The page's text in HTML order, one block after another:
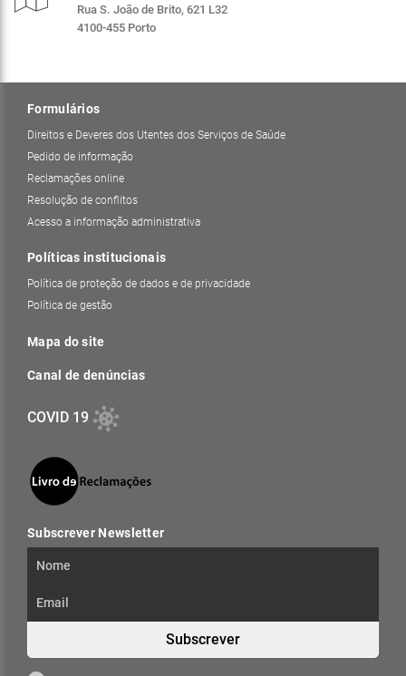
Rua S. João de Brito, 621 L32
4100-455 Porto
Formulários
Direitos e Deveres dos Utentes dos Serviços de Saúde
Pedido de informação
Reclamações online
Resolução de conflitos
Acesso a informação administrativa
Políticas institucionais
Política de proteção de dados e de privacidade
Política de gestão
Mapa do site
Canal de denúncias
COVID 19
Subscrever Newsletter
Subscrever